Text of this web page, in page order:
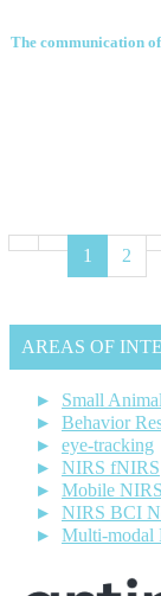
The communication
1 2
AREAS OF
Small
Behavior
eye-tracking
NIRS fNIRS
Mobile NIRS
NIRS BCI
Multi-modal